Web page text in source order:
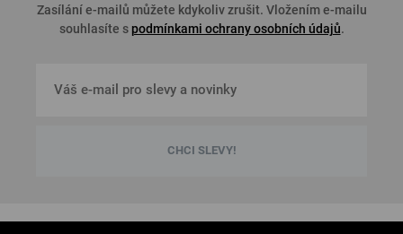
Zasílání e-mailů můžete kdykoliv zrušit. Vložením e-mailu
souhlasíte s podmínkami ochrany osobních údajů.
CHCI SLEVY!